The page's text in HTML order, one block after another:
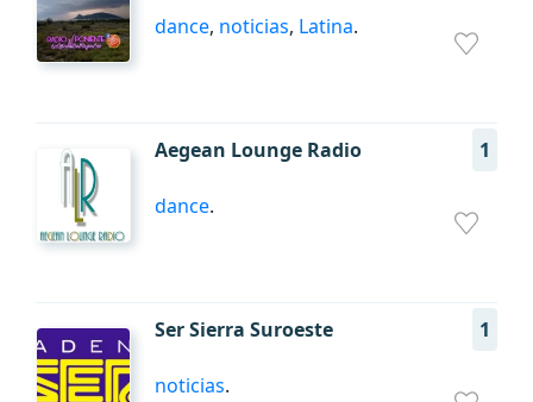
dance, noticias, Latina.
Aegean Lounge Radio 1
dance.
Ser Sierra Suroeste 1
noticias.